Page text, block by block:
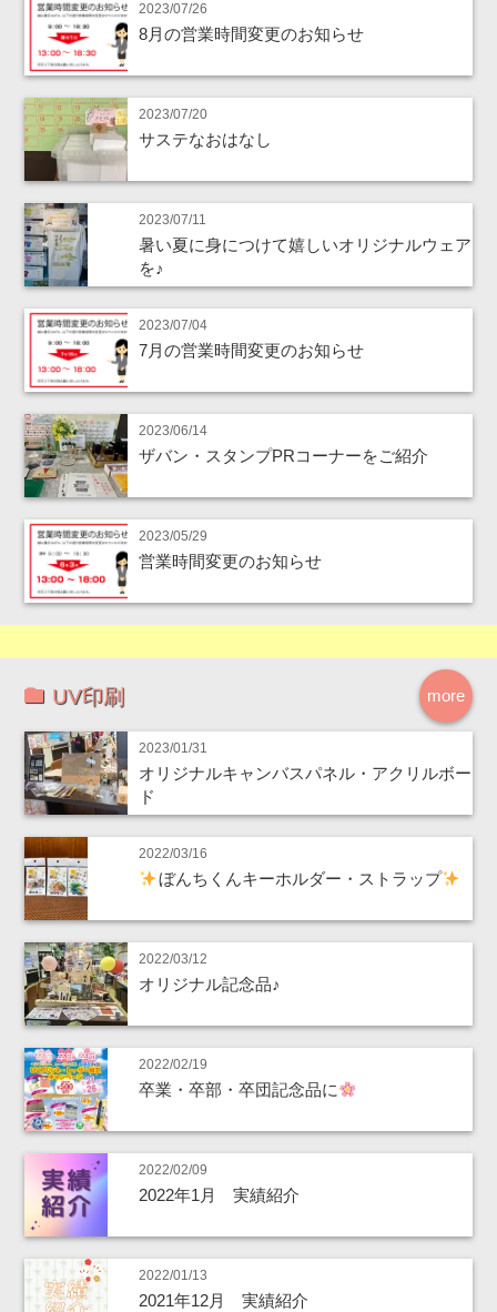
2023/07/26
8月の営業時間変更のお知らせ
2023/07/20
サステなおはなし
2023/07/11
暑い夏に身につけて嬉しいオリジナルウェア
を♪
2023/07/04
7月の営業時間変更のお知らせ
2023/06/14
ザバン・スタンプPRコーナーをご紹介
2023/05/29
営業時間変更のお知らせ
more
UV印刷
2023/01/31
オリジナルキャンバスパネル・アクリルボー
ド
2022/03/16
ぼんちくんキーホルダー・ストラップ
2022/03/12
オリジナル記念品♪
2022/02/19
卒業・卒部・卒団記念品に
2022/02/09
2022年1月 実績紹介
2022/01/13
2021年12月 実績紹介